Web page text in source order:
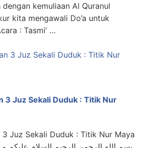
dengan kemuliaan Al Quranul
kita mengawali Do’a untuk
: Tasmi’ …
3 Juz Sekali Duduk : Titik Nur
3 Juz Sekali Duduk : Titik Nur Maya